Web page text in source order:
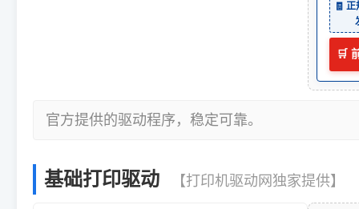
🧾
🛒
官方提供的驱动程序，稳定可靠。
基础打印驱动 【打印机驱动网独家提供】